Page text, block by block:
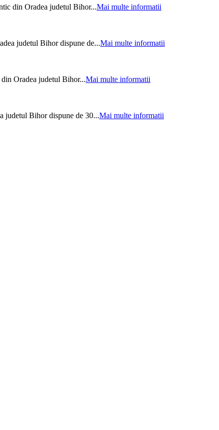
din Oradea judetul Bihor...Mai multe informatii
judetul Bihor dispune de...Mai multe informatii
Oradea judetul Bihor...Mai multe informatii
judetul Bihor dispune de 30...Mai multe informatii